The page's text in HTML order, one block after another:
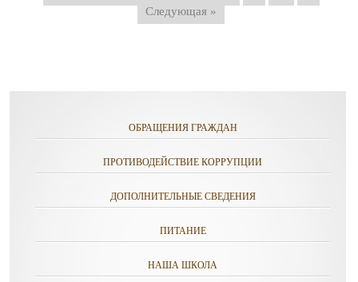
Следующая »
ОБРАЩЕНИЯ ГРАЖДАН
ПРОТИВОДЕЙСТВИЕ КОРРУПЦИИ
ДОПОЛНИТЕЛЬНЫЕ СВЕДЕНИЯ
ПИТАНИЕ
НАША ШКОЛА